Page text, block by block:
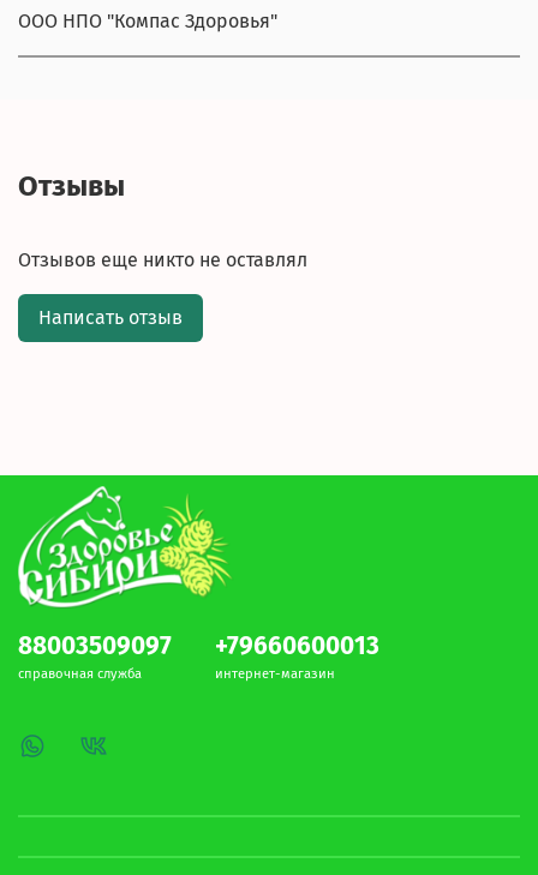
ООО НПО "Компас Здоровья"
Отзывы
Отзывов еще никто не оставлял
Написать отзыв
88003509097
справочная служба
+79660600013
интернет-магазин